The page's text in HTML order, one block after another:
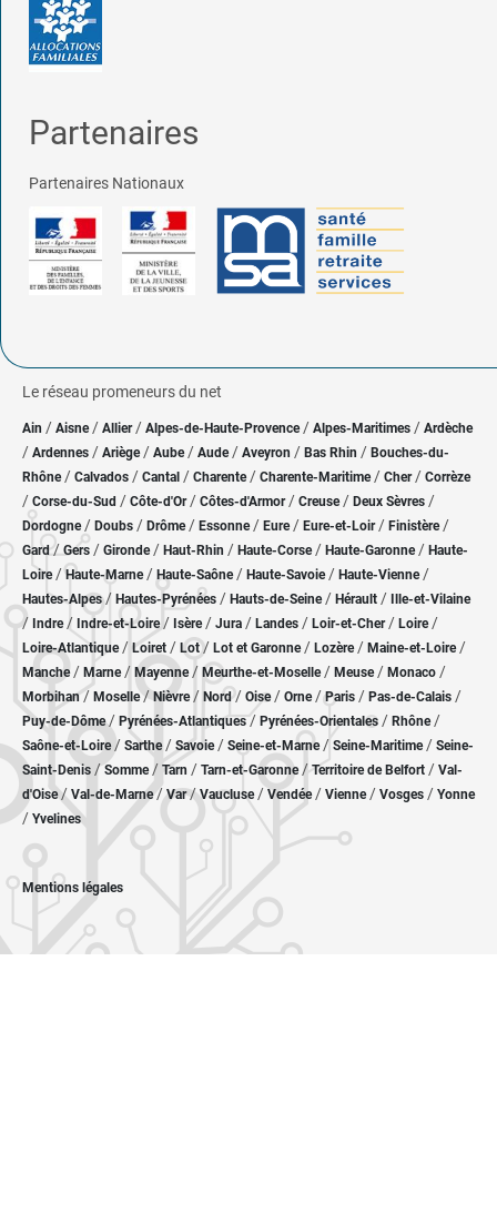
Partenaires
Partenaires Nationaux
Le réseau promeneurs du net
Ain / Aisne/ Allier/ Alpes-de-Haute-Provence / Alpes-Maritimes / Ardèche
/ Ardennes / Ariège/ Aube/ Aude / Aveyron / Bas Rhin / Bouches-du-
Rhône/ Calvados / Cantal / Charente / Charente-Maritime/ Cher / Corrèze
/ Corse-du-Sud / Côte-d'Or / Côtes-d'Armor/ Creuse/ Deux Sèvres /
Dordogne/ Doubs / Drôme/ Essonne / Eure/ Eure-et-Loir / Finistère/
Gard/Gers / Gironde/ Haut-Rhin / Haute-Corse/ Haute-Garonne/ Haute-
Loire/Haute-Marne/ Haute-Saône/ Haute-Savoie/ Haute-Vienne/
Hautes-Alpes/ Hautes-Pyrénées / Hauts-de-Seine/ Hérault / Ille-et-Vilaine
/ Indre/ Indre-et-Loire/ Isère/ Jura / Landes / Loir-et-Cher/ Loire/
Loire-Atlantique/ Loiret / Lot/ Lot et Garonne/ Lozère / Maine-et-Loire/
Manche/ Marne/ Mayenne/ Meurthe-et-Moselle/ Meuse/ Monaco /
Morbihan/ Moselle/ Nièvre / Nord/ Oise / Orne/Paris / Pas-de-Calais /
Puy-de-Dôme/ Pyrénées-Atlantiques / Pyrénées-Orientales / Rhône/
Saône-et-Loire/ Sarthe/ Savoie/ Seine-et-Marne/ Seine-Maritime/ Seine-
Saint-Denis /Somme/ Tarn / Tarn-et-Garonne/Territoire de Belfort / Val-
d'Oise/ Val-de-Marne/Var/Vaucluse/ Vendée/ Vienne/ Vosges / Yonne
/ Yvelines
Mentions légales